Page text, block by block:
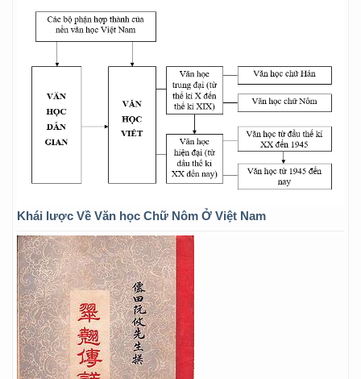
Khái lược Về Văn học Chữ Nôm Ở Việt Nam